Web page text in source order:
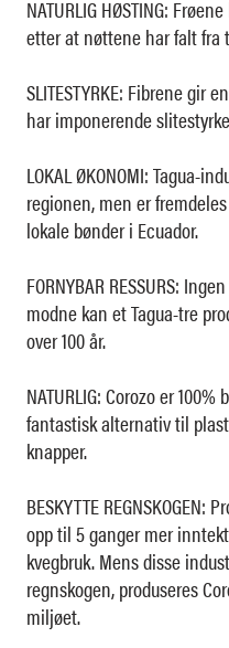
NATURLIG HØSTING:
etter at nøttene har falt fra
SLITESTYRKE: Fibrene gir
har imponerende
LOKAL ØKONOMI: Tagua-
regionen, men er
lokale bønder i Ecuador.
FORNYBAR RESSURS:
modne kan et Tagua-tre
over 100 år.
NATURLIG: Corozo er
fantastisk alternativ til
knapper.
BESKYTTE
opp til 5 ganger mer
kvegbruk. Mens disse
regnskogen, produseres
miljøet.